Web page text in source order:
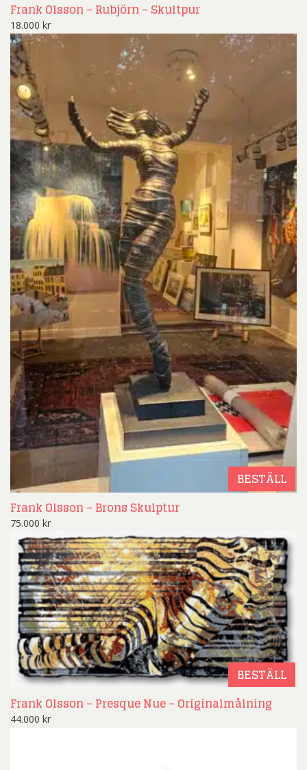
Frank Olsson – Rubjörn – Skultpur
18.000 kr
BESTÄLL
Frank Olsson – Brons Skulptur
75.000 kr
BESTÄLL
Frank Olsson – Presque Nue – Originalmålning
44.000 kr